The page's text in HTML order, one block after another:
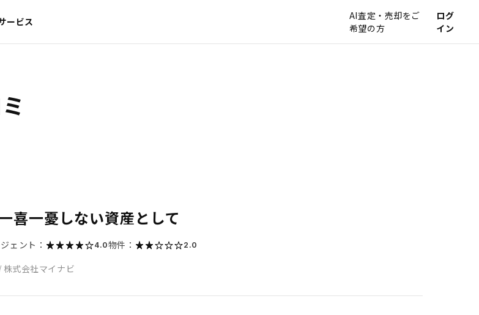
ービス
AI査定・売却をご
希望の方
ログ
イン
喜一憂しない資産として
ェント： 4.0物件： 2.0
株式会社マイナビ